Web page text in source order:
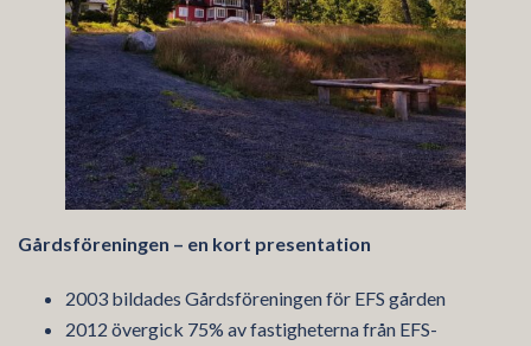
Gårdsföreningen – en kort presentation
2003 bildades Gårdsföreningen för EFS gården
2012 övergick 75% av fastigheterna från EFS-